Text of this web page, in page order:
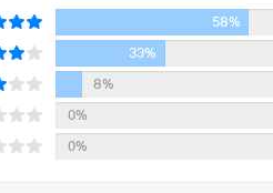
58%
33%
8%
0%
0%